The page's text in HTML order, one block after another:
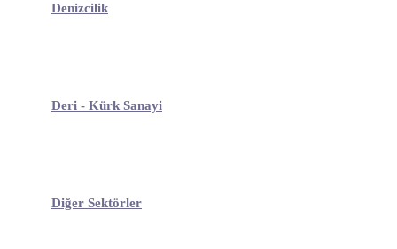
Denizcilik
Deri - Kürk Sanayi
Diğer Sektörler